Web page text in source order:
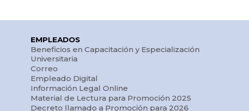
EMPLEADOS
Beneficios en Capacitación y Especialización
Universitaria
Correo
Empleado Digital
Información Legal Online
Material de Lectura para Promoción 2025
Decreto llamado a Promoción para 2026